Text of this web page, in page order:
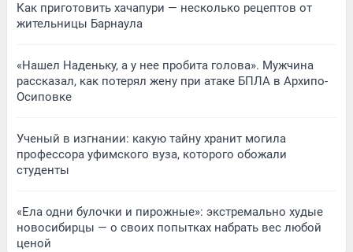
Как приготовить хачапури — несколько рецептов от
жительницы Барнаула
«Нашел Наденьку, а у нее пробита голова». Мужчина
рассказал, как потерял жену при атаке БПЛА в Архипо-
Осиповке
Ученый в изгнании: какую тайну хранит могила
профессора уфимского вуза, которого обожали
студенты
«Ела одни булочки и пирожные»: экстремально худые
новосибирцы — о своих попытках набрать вес любой
ценой